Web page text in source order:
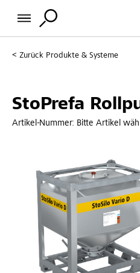
Zurück Produkte & Systeme
StoPrefa
Artikel-Nummer: Bitte Artikel